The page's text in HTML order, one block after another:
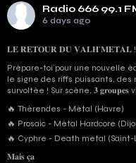
Radio 666 99.1
6 days ago
𝐋𝐄 𝐑𝐄𝐓𝐎𝐔𝐑 𝐃𝐔 𝐕𝐀𝐋𝐇’𝐌𝐄𝐓𝐀𝐋 !
Prépare-toi pour une nouvelle
le signe des riffs puissants,
survoltée ! Sur scène, 𝟑
🔥 Thérendes - Métal (Havre)
🔥 Prosaic - Métal Hardcore
🔥 Cyphre - Death metal (Saint-
𝐌𝐚𝐢𝐬 𝐜̧𝐚